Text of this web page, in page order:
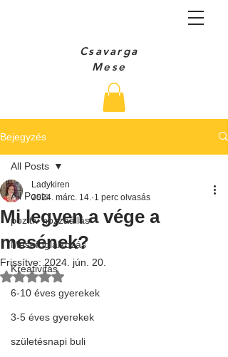
Csavarga
Mese
Bejegyzés
All Posts
pozitiv hozzáállás
Mesefoglalkozás
Kreativitás
6-10 éves gyerekek
3-5 éves gyerekek
születésnapi buli
All Posts
Mi legyen a vége a
mesének?
Ladykiren
2024. márc. 14. 1 perc olvasás
Frissítve: 2024. jún. 20.
NaN csillagot kapott az 5-ből.